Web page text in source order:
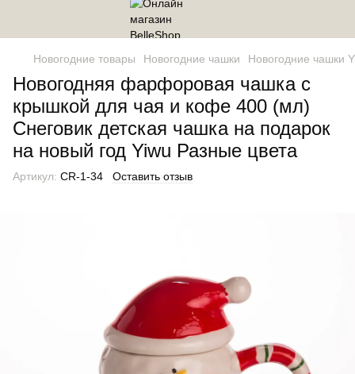
Новогодние товары Новогодние чашки Новогодние чашки
Новогодняя фарфоровая чашка с
крышкой для чая и кофе 400 (мл)
Снеговик детская чашка на подарок
на новый год Yiwu Разные цвета
Артикул: CR-1-34 Оставить отзыв